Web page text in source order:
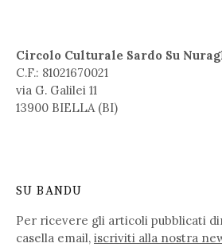
Circolo Culturale Sardo Su
C.F.: 81021670021
via G. Galilei 11
13900 BIELLA (BI)
SU BANDU
Per ricevere gli articoli pubblicati
casella email, iscriviti alla nostra